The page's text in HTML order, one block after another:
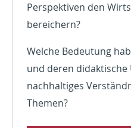
Perspektiven den
bereichern?
Welche Bedeutung
und deren didaktische
nachhaltiges
Themen?